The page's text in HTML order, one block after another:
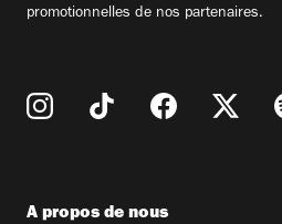
promotionnelles de nos partenaires.
A propos de nous